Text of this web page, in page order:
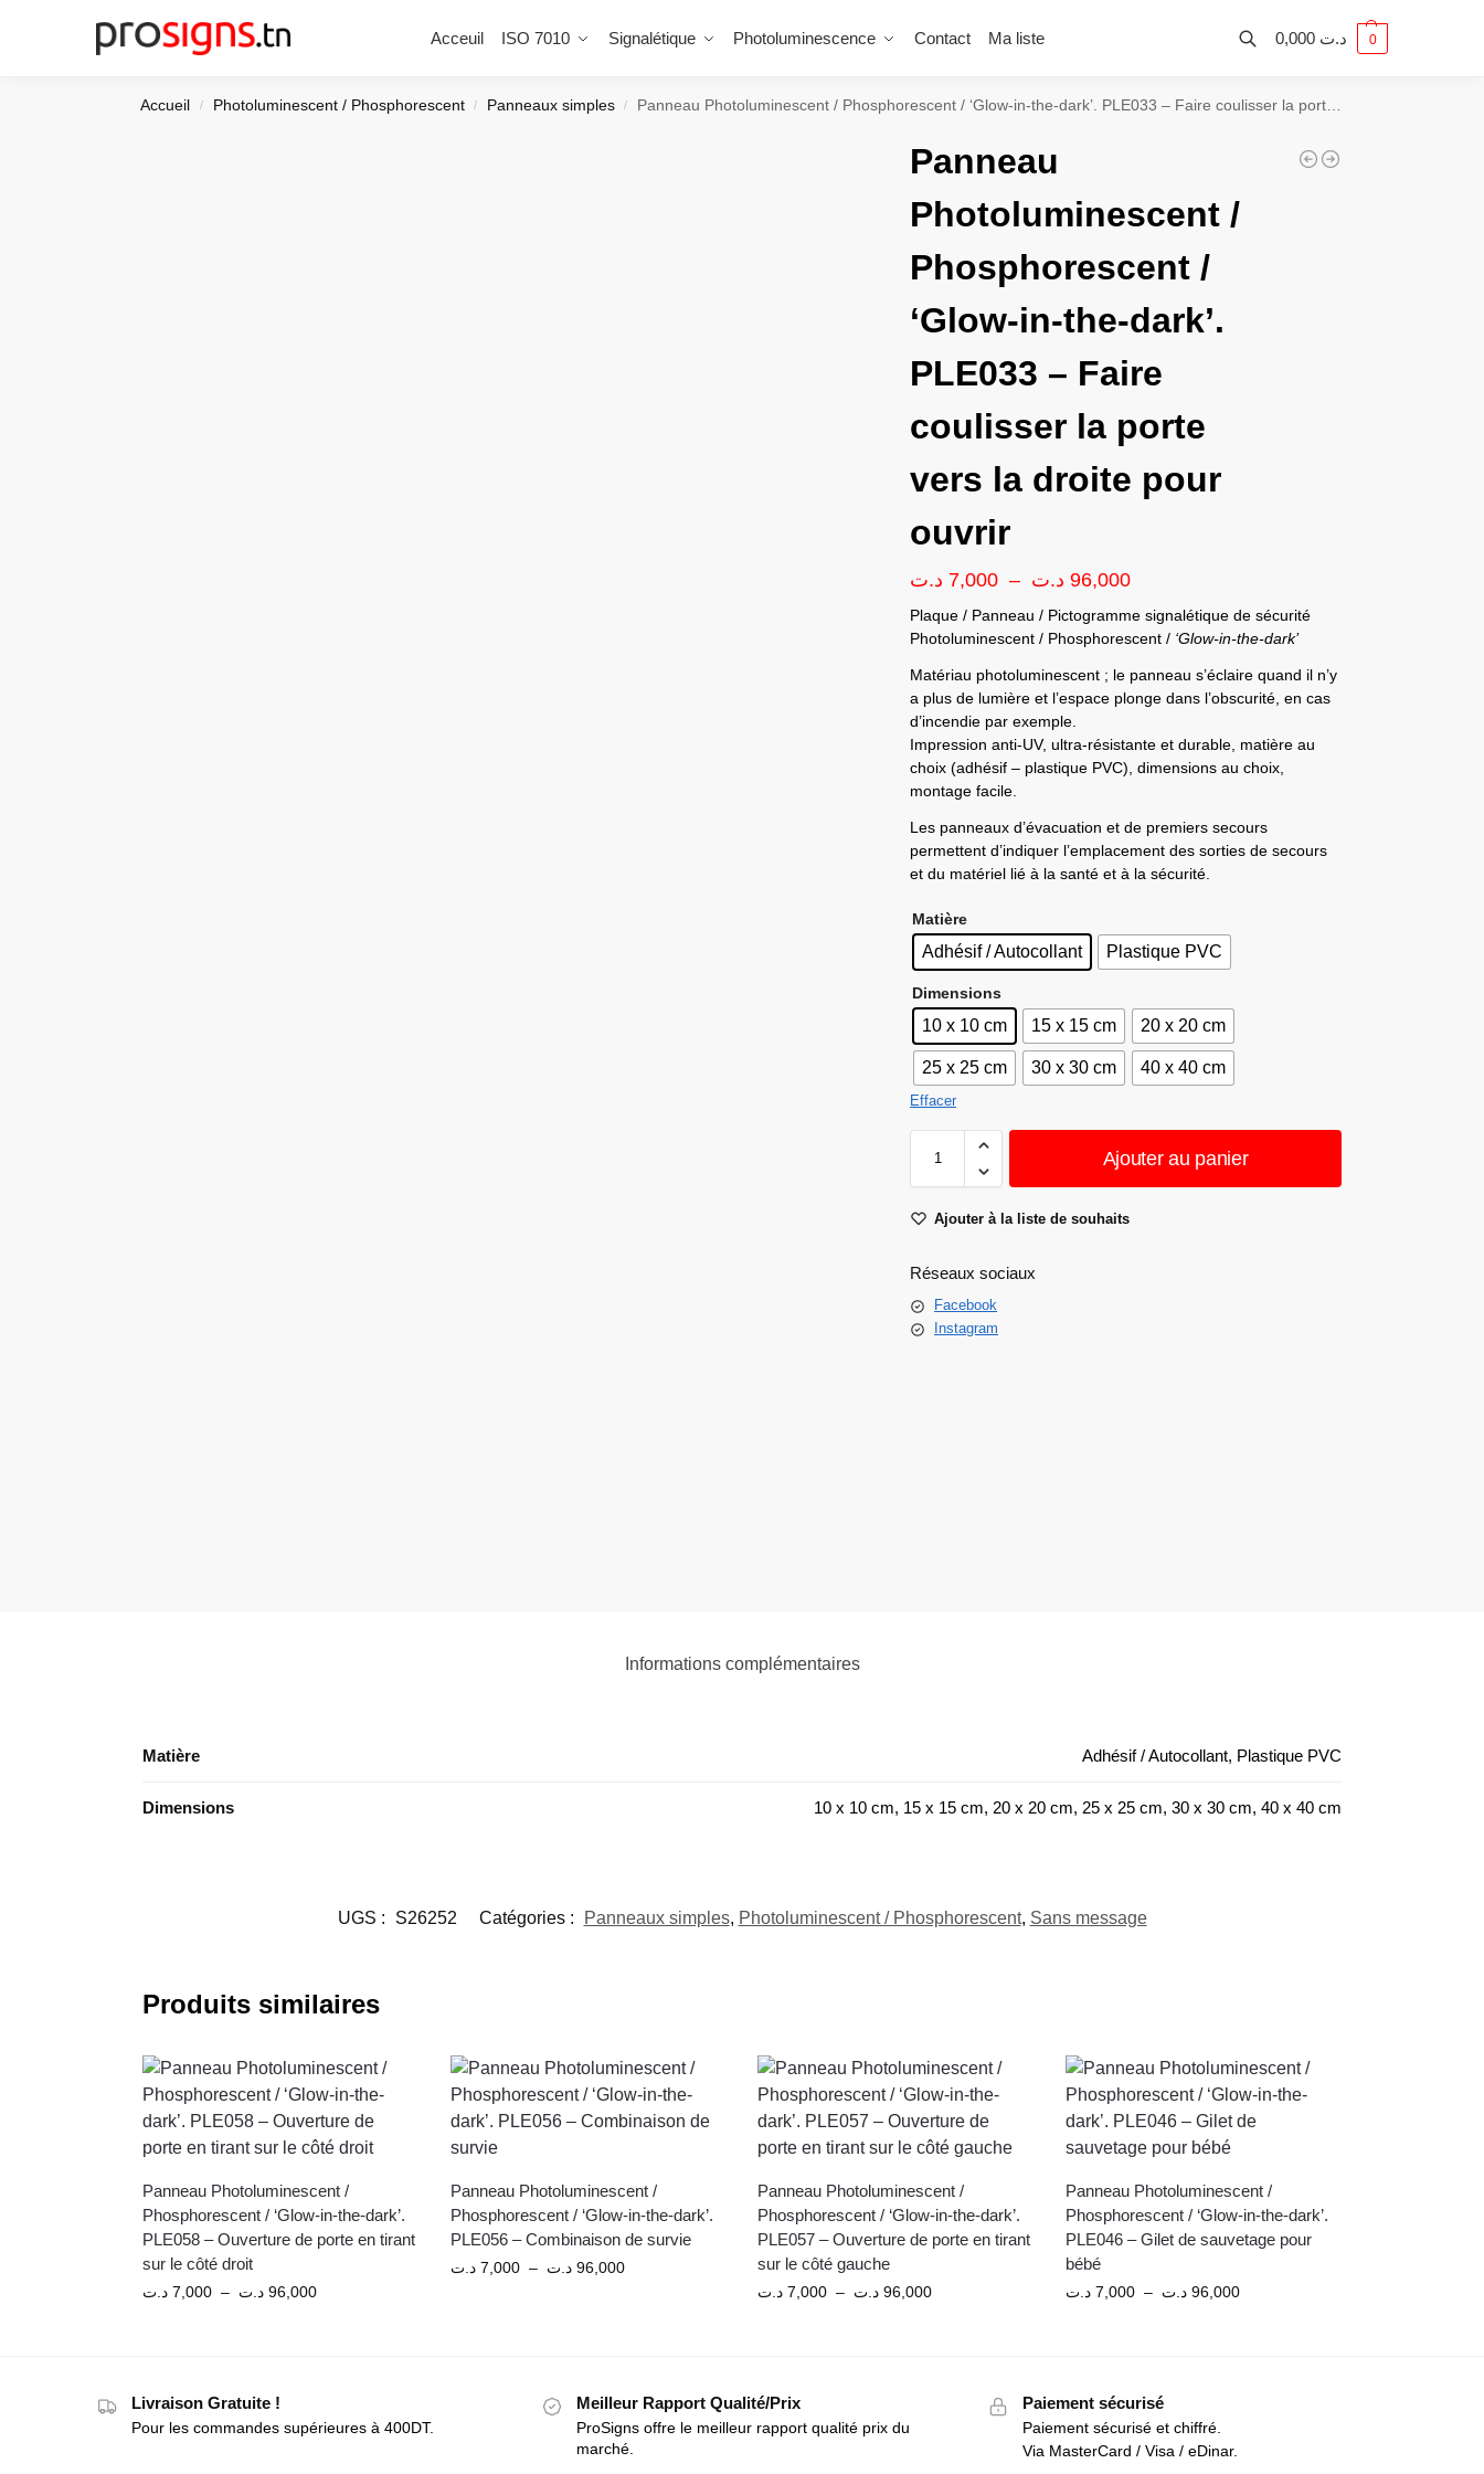
Acceuil ISO 7010 Signalétique Photoluminescence Contact Ma liste
Chercher 0,000 د.ت 0
Accueil / Photoluminescent / Phosphorescent / Panneaux simples / Panneau Photoluminescent / Phosphorescent / ‘Glow-in-the-dark’. PLE033 – Faire coulisser la porte vers la droite pour ouvrir
Panneau
Photoluminescent /
Phosphorescent /
‘Glow-in-the-dark’.
PLE033 – Faire
coulisser la porte
vers la droite pour
ouvrir
7,000 د.ت – 96,000 د.ت
Plaque / Panneau / Pictogramme signalétique de sécurité
Photoluminescent / Phosphorescent / ‘Glow-in-the-dark’
Matériau photoluminescent ; le panneau s’éclaire quand il n’y
a plus de lumière et l’espace plonge dans l’obscurité, en cas
d’incendie par exemple.
Impression anti-UV, ultra-résistante et durable, matière au
choix (adhésif – plastique PVC), dimensions au choix,
montage facile.
Les panneaux d’évacuation et de premiers secours
permettent d’indiquer l’emplacement des sorties de secours
et du matériel lié à la santé et à la sécurité.
Matière
Adhésif / Autocollant Plastique PVC
Dimensions
10 x 10 cm 15 x 15 cm 20 x 20 cm
25 x 25 cm 30 x 30 cm 40 x 40 cm
Effacer
Ajouter au panier
Ajouter à la liste de souhaits
Réseaux sociaux
Facebook
Instagram
Informations complémentaires
Matière Adhésif / Autocollant, Plastique PVC
Dimensions 10 x 10 cm, 15 x 15 cm, 20 x 20 cm, 25 x 25 cm, 30 x 30 cm, 40 x 40 cm
UGS : S26252 Catégories : Panneaux simples, Photoluminescent / Phosphorescent, Sans message
Produits similaires
Panneau Photoluminescent /
Phosphorescent / ‘Glow-in-the-dark’.
PLE058 – Ouverture de porte en tirant
sur le côté droit
7,000 د.ت – 96,000 د.ت
Panneau Photoluminescent /
Phosphorescent / ‘Glow-in-the-dark’.
PLE056 – Combinaison de survie
7,000 د.ت – 96,000 د.ت
Panneau Photoluminescent /
Phosphorescent / ‘Glow-in-the-dark’.
PLE057 – Ouverture de porte en tirant
sur le côté gauche
7,000 د.ت – 96,000 د.ت
Panneau Photoluminescent /
Phosphorescent / ‘Glow-in-the-dark’.
PLE046 – Gilet de sauvetage pour
bébé
7,000 د.ت – 96,000 د.ت
Livraison Gratuite !
Pour les commandes supérieures à 400DT.
Meilleur Rapport Qualité/Prix
ProSigns offre le meilleur rapport qualité prix du
marché.
Paiement sécurisé
Paiement sécurisé et chiffré.
Via MasterCard / Visa / eDinar.